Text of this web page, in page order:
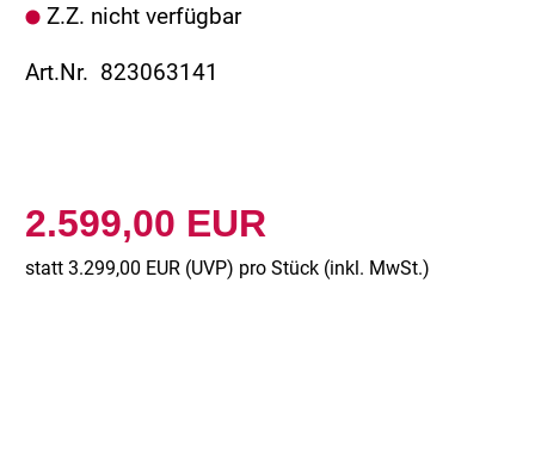
Z.Z. nicht verfügbar
Art.Nr. 823063141
2.599,00 EUR
statt 3.299,00 EUR (UVP) pro Stück (inkl. MwSt.)